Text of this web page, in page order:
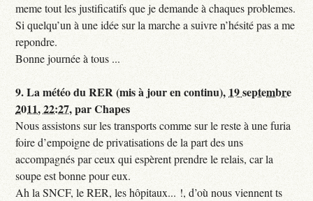
meme tout les justificatifs que je demande à chaques problemes.
Si quelqu’un à une idée sur la marche a suivre n’hésité pas a me
repondre.
Bonne journée à tous ...
9.La météo du RER (mis à jour en continu), 19 septembre
2011, 22:27,parChapes
Nous assistons sur les transports comme sur le reste à une furia
foire d’empoigne de privatisations de la part des uns
accompagnés par ceux qui espèrent prendre le relais, car la
soupe est bonne pour eux.
Ah la SNCF, le RER, les hôpitaux... !, d’où nous viennent ts